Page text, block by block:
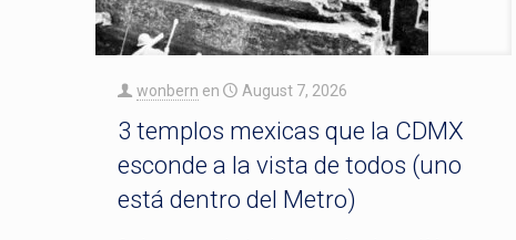
wonbern en August 7, 2026
3 templos mexicas que la CDMX
esconde a la vista de todos (uno
está dentro del Metro)